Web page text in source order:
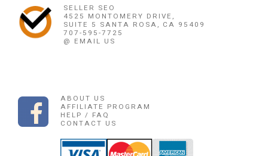
SELLER SEO
4525 MONTOMERY DRIVE,
SUITE 5 SANTA ROSA, CA 95409
707-595-7725
@ EMAIL US
ABOUT US
AFFILIATE PROGRAM
HELP / FAQ
CONTACT US